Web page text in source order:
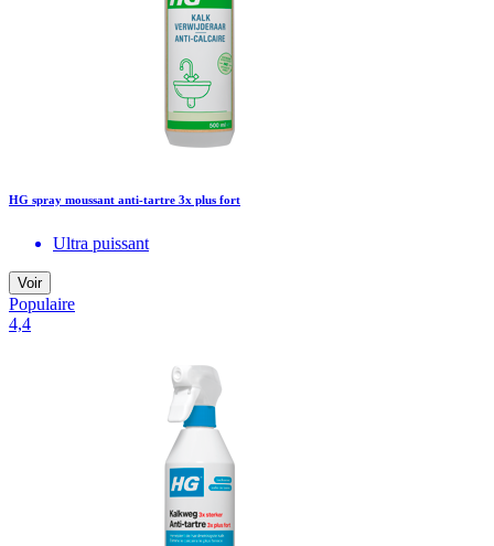
HG spray moussant anti-tartre 3x plus fort
Ultra puissant
Voir
Populaire
4,4